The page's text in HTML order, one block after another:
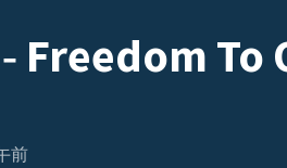
Freedom
前